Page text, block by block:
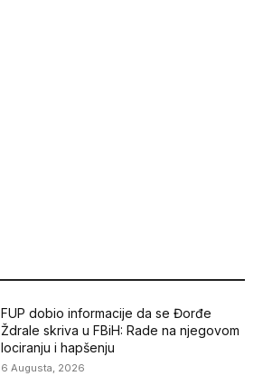
FUP dobio informacije da se Đorđe
Ždrale skriva u FBiH: Rade na njegovom
lociranju i hapšenju
6 Augusta, 2026